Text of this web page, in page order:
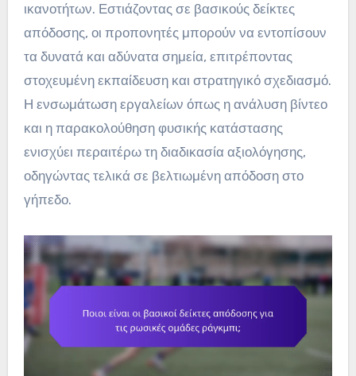
ικανοτήτων. Εστιάζοντας σε βασικούς δείκτες
απόδοσης, οι προπονητές μπορούν να εντοπίσουν
τα δυνατά και αδύνατα σημεία, επιτρέποντας
στοχευμένη εκπαίδευση και στρατηγικό σχεδιασμό.
Η ενσωμάτωση εργαλείων όπως η ανάλυση βίντεο
και η παρακολούθηση φυσικής κατάστασης
ενισχύει περαιτέρω τη διαδικασία αξιολόγησης,
οδηγώντας τελικά σε βελτιωμένη απόδοση στο
γήπεδο.